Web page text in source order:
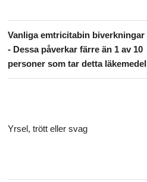
Vanliga emtricitabin biverkningar
- Dessa påverkar färre än 1 av 10
personer som tar detta läkemedel
Yrsel, trött eller svag